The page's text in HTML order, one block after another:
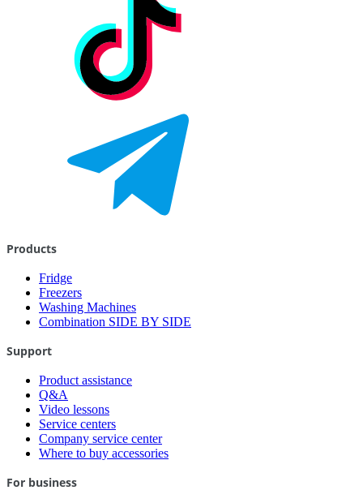
Products
Fridge
Freezers
Washing Machines
Combination SIDE BY SIDE
Support
Product assistance
Q&A
Video lessons
Service centers
Company service center
Where to buy accessories
For business